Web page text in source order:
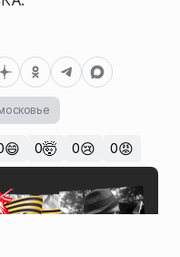
😄 0🤯 0😢 0😡